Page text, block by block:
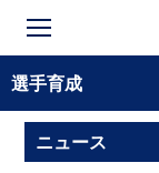
選手育成
ニュース